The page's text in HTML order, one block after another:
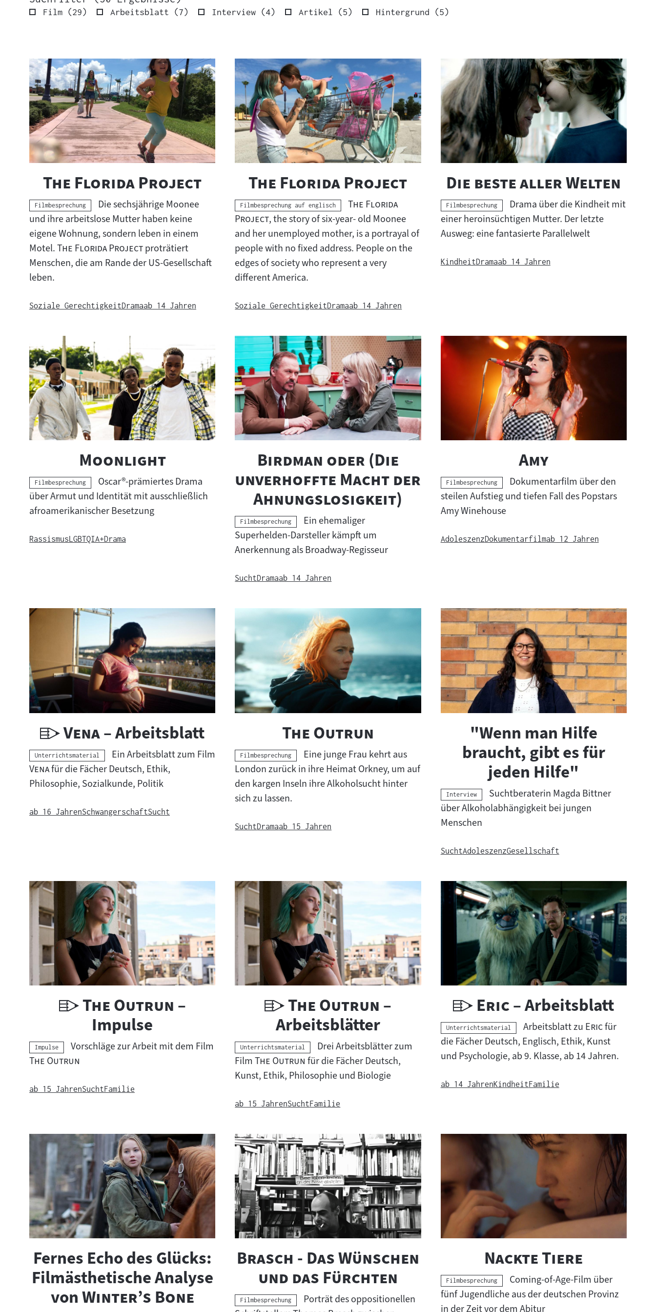
Film (29Ergebnisse
) Arbeitsblatt (7Ergebnisse
) Interview (4Ergebnisse
) Artikel (5Ergebnisse
) Hintergrund (5Ergebnisse
)
wurden
gefunden.
S
u
c
h
e
r
g
e
b
n
i
s
s
e
"
The Florida Project"
Kategorie:
Filmbesprechung
Die sechsjährige Moonee
und ihre arbeitslose Mutter haben keine
eigene Wohnung, sondern leben in einem
Motel."
The Florida Project"proträtiert
Menschen, die am Rande der US-Gesellschaft
leben.
Soziale GerechtigkeitDramaab 14 Jahren
"
The Florida Project"
Kategorie:
Filmbesprechung auf englisch "
The Florida
Project", the story of six-year- old Moonee
and her unemployed mother, is a portrayal of
people with no fixed address. People on the
edges of society who represent a very
different America.
Soziale GerechtigkeitDramaab 14 Jahren
"
Die beste aller Welten
Kategorie:
Filmbesprechung
Drama über die Kindheit mit
einer heroinsüchtigen Mutter. Der letzte
Ausweg: eine fantasierte Parallelwelt
KindheitDramaab 14 Jahren
"
Moonlight"
Kategorie:
Filmbesprechung
Oscar®-prämiertes Drama
über Armut und Identität mit ausschließlich
afroamerikanischer Besetzung
RassismusLGBTQIA+Drama
"
Birdman oder (Die
unverhoffte Macht der
Ahnungslosigkeit)
Kategorie:
Filmbesprechung
Ein ehemaliger
Superhelden-Darsteller kämpft um
Anerkennung als Broadway-Regisseur
SuchtDramaab 14 Jahren
"
Amy"
Kategorie:
Filmbesprechung
Dokumentarfilm über den
steilen Aufstieg und tiefen Fall des Popstars
Amy Winehouse
AdoleszenzDokumentarfilmab 12 Jahren
U
n
t
e
r
h
s
m
a
t
e
i
a
l
"
Vena"– Arbeitsblatt
Kategorie:
Unterrichtsmaterial
Ein Arbeitsblatt zum Film
"
Vena"
für die Fächer Deutsch, Ethik,
Philosophie, Sozialkunde, Politik
ab 16 JahrenSchwangerschaftSucht
"
The Outrun
Kategorie:
Filmbesprechung
Eine junge Frau kehrt aus
London zurück in ihre Heimat Orkney, um auf
den kargen Inseln ihre Alkoholsucht hinter
sich zu lassen.
SuchtDramaab 15 Jahren
"Wenn man Hilfe
braucht, gibt es für
jeden Hilfe"
Kategorie:
Interview
Suchtberaterin Magda Bittner
über Alkoholabhängigkeit bei jungen
Menschen
SuchtAdoleszenzGesellschaft
U
t
r
c
h
t
s
m
a
t
e
r
"
The Outrun "
–
Impulse
Kategorie:
Impulse
Vorschläge zur Arbeit mit dem Film
"
The Outrun
ab 15 JahrenSuchtFamilie
U
n
t
e
r
r
c
h
t
s
m
a
t
e
r
"
The Outrun "
–
Arbeitsblätter
Kategorie:
Unterrichtsmaterial
Drei Arbeitsblätter zum
Film"
The Outrun "
für die Fächer Deutsch,
Kunst, Ethik, Philosophie und Biologie
ab 15 JahrenSuchtFamilie
U
n
t
e
r
c
h
t
s
m
a
e
r
"
Eric"
– Arbeitsblatt
Kategorie:
Unterrichtsmaterial Arbeitsblatt zu "
Eric"
für
die Fächer Deutsch, Englisch, Ethik, Kunst
und Psychologie, ab 9. Klasse, ab 14 Jahren.
ab 14 JahrenKindheitFamilie
Fernes Echo des Glücks:
Filmästhetische Analyse
von"
Winter’s Bone"
"
Brasch - Das Wünschen
und das Fürchten
Kategorie:
Filmbesprechung
Porträt des oppositionellen
"
Nackte Tiere
Kategorie:
Filmbesprechung
Coming-of-Age-Film über
fünf Jugendliche aus der deutschen Provinz
in der Zeit vor dem Abitur